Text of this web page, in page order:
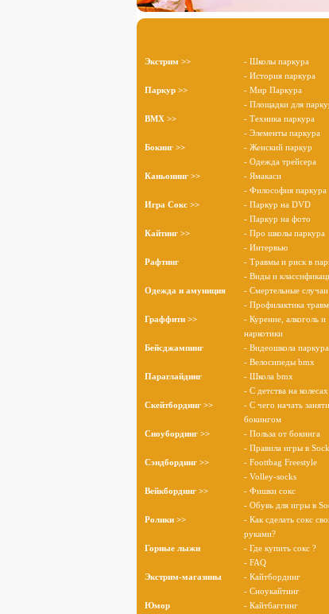
Экстрим >>
Паркур >>
BMX >>
Бокинг >>
Каньонинг >>
Игра Сокс >>
Кайтинг >>
Рафтинг
Одежда и амуниция
Граффити >>
Бейсджампинг
Параглайдинг
Скейтбординг >>
Сноубординг >>
Сэндбординг >>
Вейкбординг >>
Ролики >>
Горные лыжи
Экстрим-магазины
Юмор
- Школы паркура
- История паркура
- Мир Паркура
- Площадки для
- Техника паркура
- Элементы паркура
- Женский паркур
- Одежда трейсера
- Ямакаси
- Философия паркура
- Паркур на DVD
- Паркур на фото
- Про школы паркура
- Интервью
- Травмы и риск в
- Виды и
- Смертельные случаи
- Профилактика травм
- Курение, алкоголь и
наркотики
- Видеошкола паркура
- Велосипеды bmx
- Школа bmx
- С детства на колесах
- С чего начать
бокингом
- Польза от бокинга
- Правила игры в
- Foottbag Freestyle
- Volley-socks
- Фишки сокс
- Обувь для игры в
- Как сделать сокс
руками?
- Где купить сокс ?
- FAQ
- Кайтбординг
- Сноукайтинг
- Кайтбаггинг